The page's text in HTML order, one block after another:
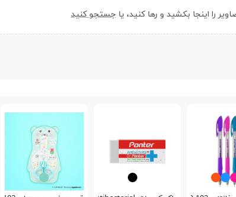
را اینجا بکشید و رها کنید، یا جستجو کنید